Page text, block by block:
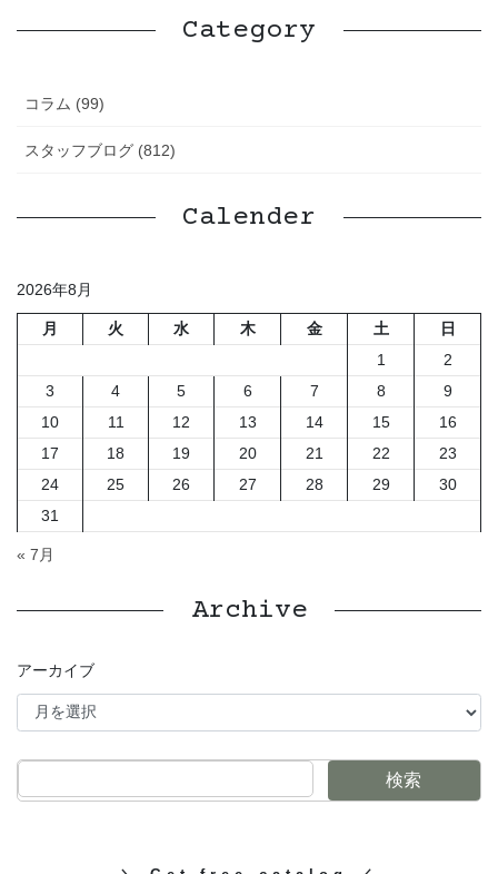
り
Category
コラム (99)
スタッフブログ (812)
Calender
2026年8月
月 火 水 木 金 土
日
1
2
3
4 5 6 7 8
9
10
11 12 13 14 15
16
17
18 19 20 21 22
23
24
25 26 27 28 29
30
31
« 7月
Archive
アーカイブ
検索